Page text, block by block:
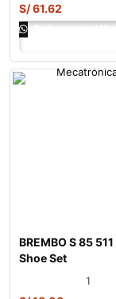
S/61.62
Ordenar por
BREMBO S 85
Shoe Set
1